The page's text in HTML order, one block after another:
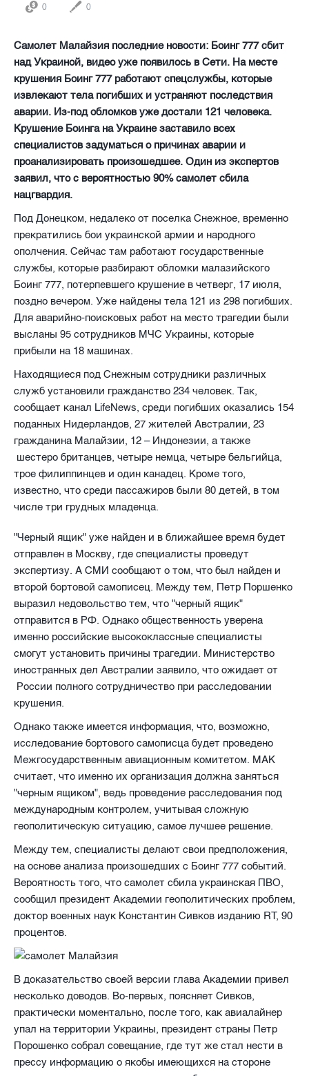
0 0
Самолет Малайзия последние новости: Боинг 777 сбит
над Украиной, видео уже появилось в Сети. На месте
крушения Боинг 777 работают спецслужбы, которые
извлекают тела погибших и устраняют последствия
аварии. Из-под обломков уже достали 121 человека.
Крушение Боинга на Украине заставило всех
специалистов задуматься о причинах аварии и
проанализировать произошедшее. Один из экспертов
заявил, что с вероятностью 90% самолет сбила
нацгвардия.
Под Донецком, недалеко от поселка Снежное, временно
прекратились бои украинской армии и народного
ополчения. Сейчас там работают государственные
службы, которые разбирают обломки малазийского
Боинг 777, потерпевшего крушение в четверг, 17 июля,
поздно вечером. Уже найдены тела 121 из 298 погибших.
Для аварийно-поисковых работ на место трагедии были
высланы 95 сотрудников МЧС Украины, которые
прибыли на 18 машинах.
Находящиеся под Снежным сотрудники различных
служб установили гражданство 234 человек. Так,
сообщает канал LifeNews, среди погибших оказались 154
поданных Нидерландов, 27 жителей Австралии, 23
гражданина Малайзии, 12 – Индонезии, а также
шестеро британцев, четыре немца, четыре бельгийца,
трое филиппинцев и один канадец. Кроме того,
известно, что среди пассажиров были 80 детей, в том
числе три грудных младенца.
"Черный ящик" уже найден и в ближайшее время будет
отправлен в Москву, где специалисты проведут
экспертизу. А СМИ сообщают о том, что был найден и
второй бортовой самописец. Между тем, Петр Поршенко
выразил недовольство тем, что "черный ящик"
отправится в РФ. Однако общественность уверена
именно российские высококлассные специалисты
смогут установить причины трагедии. Министерство
иностранных дел Австралии заявило, что ожидает от
России полного сотрудничество при расследовании
крушения.
Однако также имеется информация, что, возможно,
исследование бортового самописца будет проведено
Межгосударственным авиационным комитетом. МАК
считает, что именно их организация должна заняться
"черным ящиком", ведь проведение расследования под
международным контролем, учитывая сложную
геополитическую ситуацию, самое лучшее решение.
Между тем, специалисты делают свои предположения,
на основе анализа произошедших с Боинг 777 событий.
Вероятность того, что самолет сбила украинская ПВО,
сообщил президент Академии геополитических проблем,
доктор военных наук ​Константин Сивков изданию RT, 90
процентов.
В доказательство своей версии глава Академии привел
несколько доводов. Во-первых, поясняет Сивков,
практически моментально, после того, как авиалайнер
упал на территории Украины, президент страны Петр
Порошенко собрал совещание, где тут же стал нести в
прессу информацию о якобы имеющихся на стороне